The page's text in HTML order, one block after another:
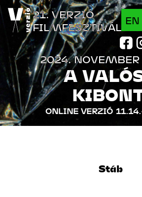
Jump to
ONLINE VERZIÓ
A
EN
21. VERZIÓ
FILMFESZTIVÁL
2024.
Stáb